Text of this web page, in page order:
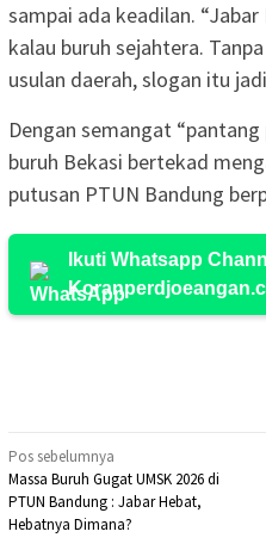
sampai ada keadilan.
kalau buruh sejahtera.
usulan daerah, slogan itu
Dengan semangat
buruh Bekasi bertekad
putusan PTUN Bandung
Ikuti Whatsapp
Navigasi
pos
Pos sebelumnya
Massa Buruh Gugat UMSK 2026 di
PTUN Bandung : Jabar Hebat,
Hebatnya Dimana?